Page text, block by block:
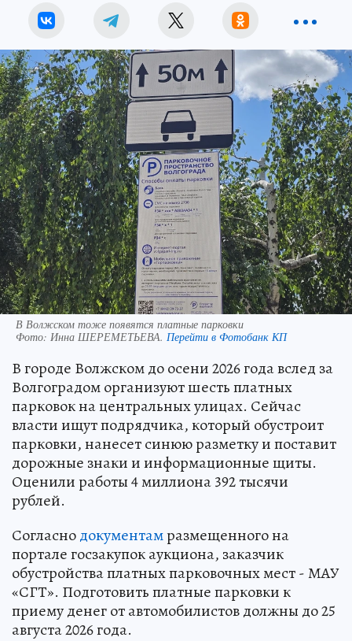
В Волжском тоже появятся платные парковки
Фото: Инна ШЕРЕМЕТЬЕВА. Перейти в Фотобанк КП
В городе Волжском до осени 2026 года вслед за
Волгоградом организуют шесть платных
парковок на центральных улицах. Сейчас
власти ищут подрядчика, который обустроит
парковки, нанесет синюю разметку и поставит
дорожные знаки и информационные щиты.
Оценили работы 4 миллиона 392 тысячи
рублей.
Согласнодокументамразмещенного на
портале госзакупок аукциона, заказчик
обустройства платных парковочных мест - МАУ
«СГТ». Подготовить платные парковки к
приему денег от автомобилистов должны до 25
августа 2026 года.